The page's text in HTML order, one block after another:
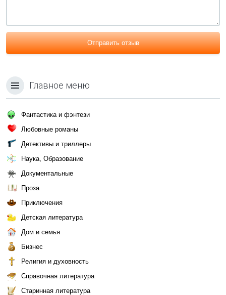
Отправить отзыв
Главное меню
Фантастика и фэнтези
Любовные романы
Детективы и триллеры
Наука, Образование
Документальные
Проза
Приключения
Детская литература
Дом и семья
Бизнес
Религия и духовность
Справочная литература
Старинная литература